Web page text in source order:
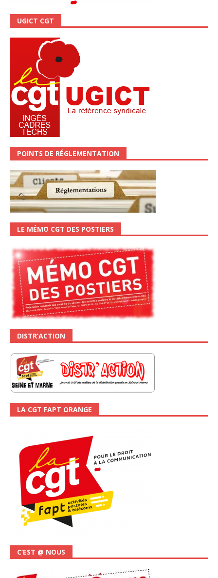
UGICT CGT
POINTS DE RÉGLEMENTATION
LE MÉMO CGT DES POSTIERS
DISTR’ACTION
LA CGT FAPT ORANGE
C’EST @ NOUS